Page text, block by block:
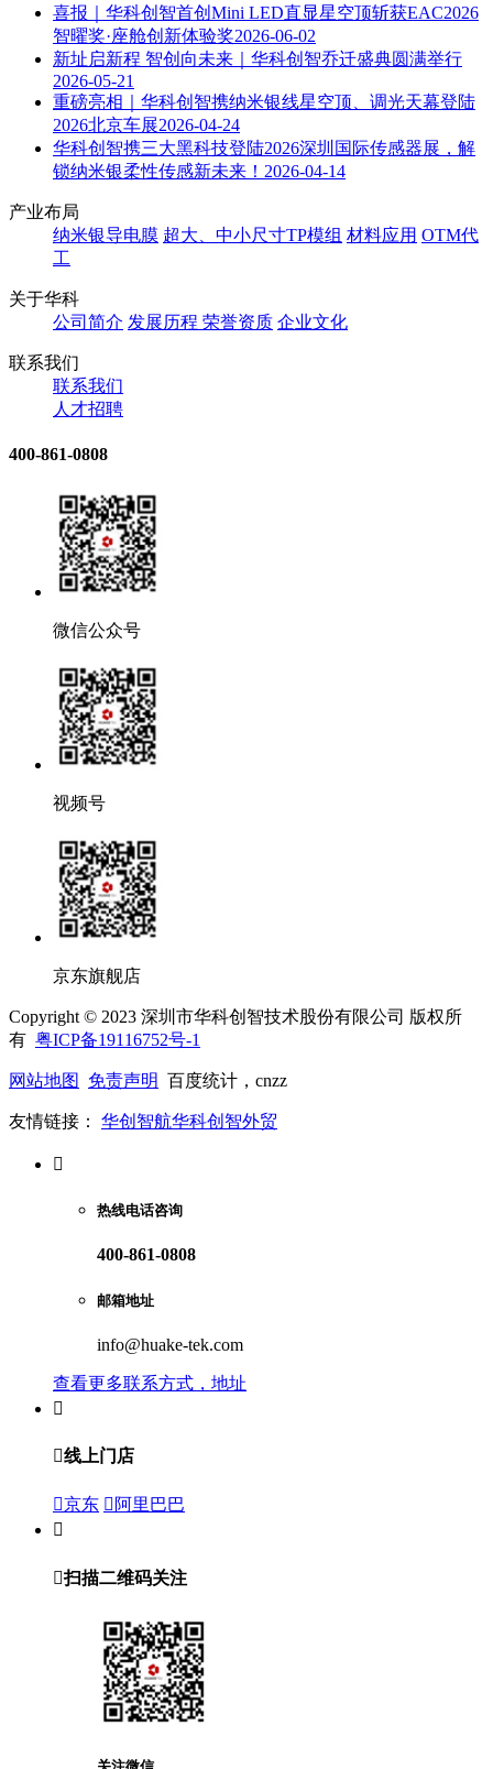
喜报｜华科创智首创Mini LED直显星空顶斩获EAC2026
智曜奖·座舱创新体验奖2026-06-02
新址启新程 智创向未来｜华科创智乔迁盛典圆满举行
2026-05-21
重磅亮相｜华科创智携纳米银线星空顶、调光天幕登陆
2026北京车展2026-04-24
华科创智携三大黑科技登陆2026深圳国际传感器展，解
锁纳米银柔性传感新未来！ 2026-04-14
产业布局
纳米银导电膜 超大、中小尺寸TP模组 材料应用 OTM代
工
关于华科
公司简介 发展历程 荣誉资质 企业文化
联系我们
联系我们
人才招聘
400-861-0808
微信公众号
视频号
京东旗舰店
Copyright © 2023 深圳市华科创智技术股份有限公司 版权所
有 粤ICP备19116752号-1
网站地图 免责声明 百度统计，cnzz
友情链接： 华创智航华科创智外贸

热线电话咨询
400-861-0808
邮箱地址
info@huake-tek.com
查看更多联系方式，地址

线上门店
京东  阿里巴巴

扫描二维码关注